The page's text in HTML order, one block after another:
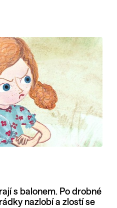
s balonem. Po drobné
nazlobí a zlostí se